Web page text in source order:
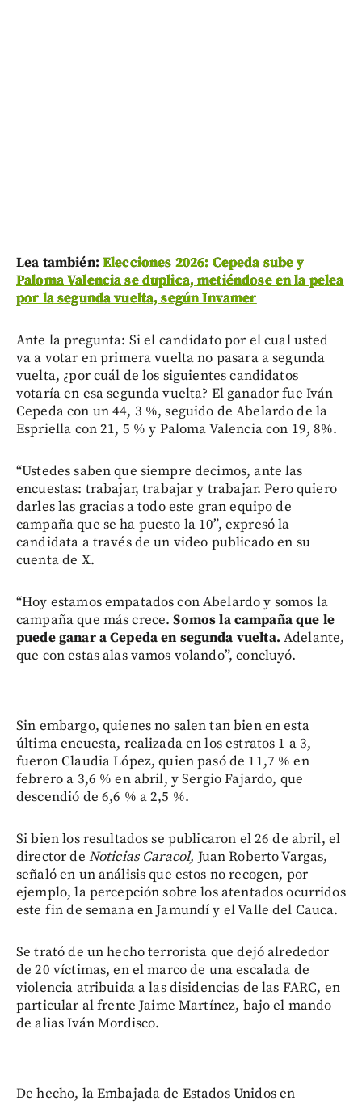
Lea también: Elecciones 2026: Cepeda sube y
Paloma Valencia se duplica, metiéndose en la pelea
por la segunda vuelta, según Invamer
Ante la pregunta: Si el candidato por el cual usted
va a votar en primera vuelta no pasara a segunda
vuelta, ¿por cuál de los siguientes candidatos
votaría en esa segunda vuelta? El ganador fue Iván
Cepeda con un 44, 3 %, seguido de Abelardo de la
Espriella con 21, 5 % y Paloma Valencia con 19, 8%.
“Ustedes saben que siempre decimos, ante las
encuestas: trabajar, trabajar y trabajar. Pero quiero
darles las gracias a todo este gran equipo de
campaña que se ha puesto la 10”, expresó la
candidata a través de un video publicado en su
cuenta de X.
“Hoy estamos empatados con Abelardo y somos la
campaña que más crece.Somos la campaña que le
puede ganar a Cepeda en segunda vuelta. Adelante,
que con estas alas vamos volando”, concluyó.
Sin embargo, quienes no salen tan bien en esta
última encuesta, realizada en los estratos 1 a 3,
fueron Claudia López, quien pasó de 11,7 % en
febrero a 3,6 % en abril, y Sergio Fajardo, que
descendió de 6,6 % a 2,5 %.
Si bien los resultados se publicaron el 26 de abril, el
director de Noticias Caracol, Juan Roberto Vargas,
señaló en un análisis que estos no recogen, por
ejemplo, la percepción sobre los atentados ocurridos
este fin de semana en Jamundí y el Valle del Cauca.
Se trató de un hecho terrorista que dejó alrededor
de 20 víctimas, en el marco de una escalada de
violencia atribuida a las disidencias de las FARC, en
particular al frente Jaime Martínez, bajo el mando
de alias Iván Mordisco.
De hecho, la Embajada de Estados Unidos en